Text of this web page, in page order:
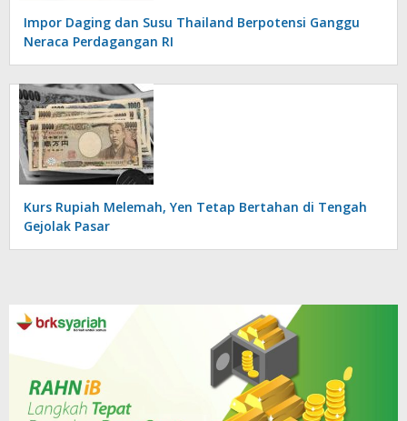
Impor Daging dan Susu Thailand Berpotensi Ganggu
Neraca Perdagangan RI
Kurs Rupiah Melemah, Yen Tetap Bertahan di Tengah
Gejolak Pasar